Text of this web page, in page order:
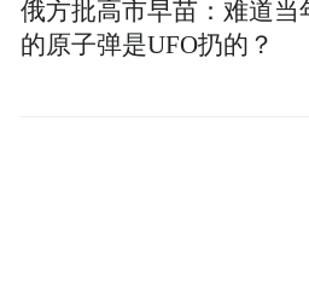
俄方批高市早苗：难道当
的原子弹是UFO扔的？